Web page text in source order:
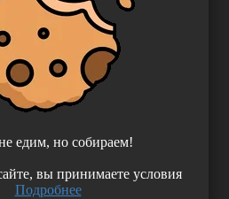
о пациентах.
побед!
едим, но собираем!
вы принимаете условия
Подробнее